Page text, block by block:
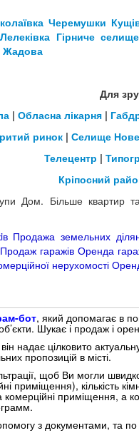
Черемушки
Лелеківка Гірниче селище
Жадова
Для
| Обласна лікарня|
ринок| Селище Нове
Телецентр |
Кріпосний
Дом. Більше
Продажа земельних
Продаж гаражів Оренда
нерухомості
бот, який допомагає в
Шукає і продаж і
надає цілковито
пропозицій в місті.
щоб Ви могли
приміщення), кількість
комерційні приміщення,
з документами, та по